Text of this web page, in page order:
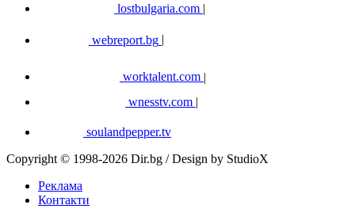
lostbulgaria.com |
webreport.bg
worktalent.com |
wnesstv.com |
soulandpepper.tv
Copyright © 1998-2026 Dir.bg / Design by StudioX
Реклама
Контакти